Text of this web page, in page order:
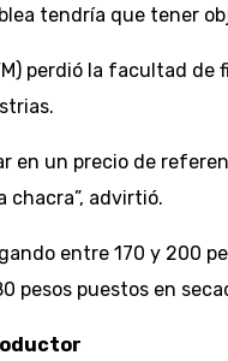
tendría que tener
perdió la facultad
un precio de
chacra”, advirtió.
entre 170 y 200
pesos puestos en